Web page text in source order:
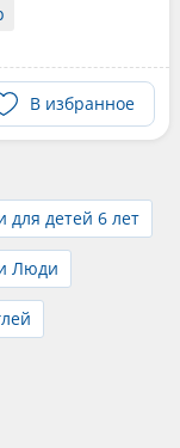
В избранное
для детей 6 лет
Люди